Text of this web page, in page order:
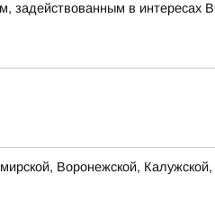
задействованным в интересах
Воронежской, Калужской,